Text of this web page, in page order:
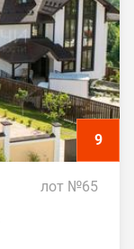
9
лот №65